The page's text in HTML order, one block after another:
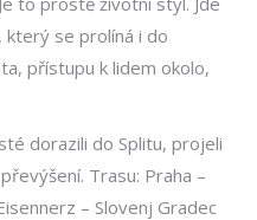
který se prolíná i do
přístupu k lidem okolo,
dorazili do Splitu, projeli
Trasu: Praha –
– Slovenj Gradec